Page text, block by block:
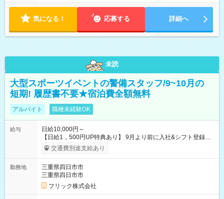
気になる！ 応募する 詳細へ
未読
大型スポーツイベントの警備スタッフ/9~10月の
短期! 履歴書不要★宿泊費全額無料
アルバイト 職種未経験OK
給与
日給10,000円～
【日給1，500円UP特典あり】 9月より前に入社&シフト登録す
ると 期間中(9/16~10/23) の日給がUP! 日給1万1500円でしっか
り稼げます♪ 【試用期間】試用期間なし
交通費別途支給あり
勤務地
三重県四日市市
三重県四日市市
フリック株式会社